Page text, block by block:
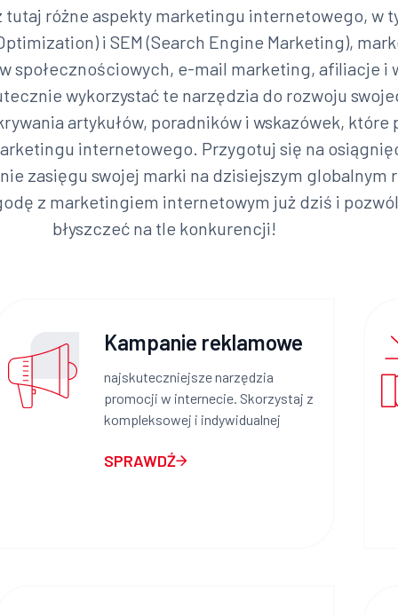
różne aspekty marketingu internetowego, w
i SEM (Search Engine Marketing),
społecznościowych, e-mail marketing, afiliacje i
wykorzystać te narzędzia do rozwoju
artykułów, poradników i wskazówek, które
internetowego. Przygotuj się na
zasięgu swojej marki na dzisiejszym globalnym
z marketingiem internetowym już dziś i
błyszczeć na tle konkurencji!
Kampanie reklamowe
najskuteczniejsze narzędzia
promocji w internecie. Skorzystaj z
kompleksowej i indywidualnej
SPRAWDŹ